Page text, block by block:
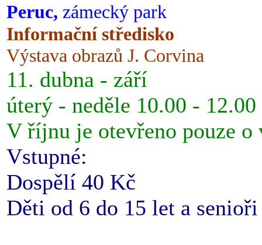
Peruc, zámecký park
Informační středisko
Výstava obrazů J. Corvina
11. dubna - září
úterý - neděle 10.00 -
V říjnu je otevřeno pouze o
Vstupné:
Dospělí 40 Kč
Děti od 6 do 15 let a